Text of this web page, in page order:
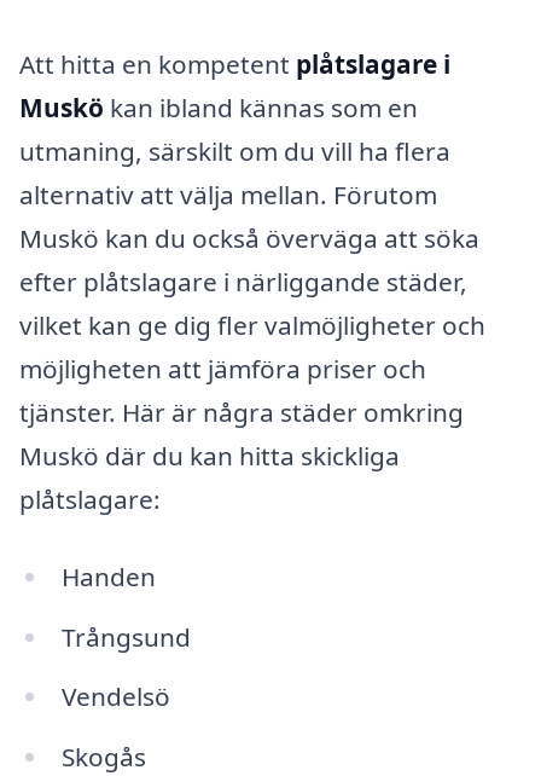
Att hitta en kompetent plåtslagare i
Muskö kan ibland kännas som en
utmaning, särskilt om du vill ha flera
alternativ att välja mellan. Förutom
Muskö kan du också överväga att söka
efter plåtslagare i närliggande städer,
vilket kan ge dig fler valmöjligheter och
möjligheten att jämföra priser och
tjänster. Här är några städer omkring
Muskö där du kan hitta skickliga
plåtslagare:
Handen
Trångsund
Vendelsö
Skogås